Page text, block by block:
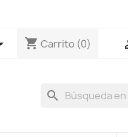
shopping_cart Carrito (0)
search